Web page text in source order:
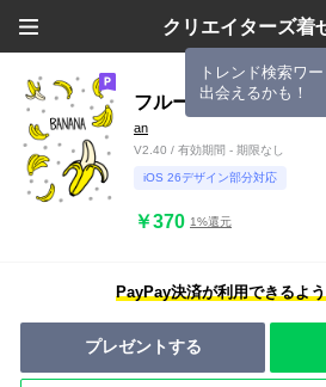
クリエイターズ着
トレンド検索ワ
出会えるかも！
フルーツ「きせかえ」
an
V2.40 / 有効期間 - 期限なし
iOS 26デザイン部分対応
￥370 1%還元
PayPay決済が利用できるよ
プレゼントする